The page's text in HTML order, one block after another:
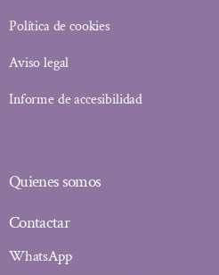
Política de cookies
Aviso legal
Informe de accesibilidad
Quienes somos
Contactar
WhatsApp